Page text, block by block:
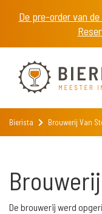
De pre-order van
Bierista Brouwerij Van
De brouwerij werd